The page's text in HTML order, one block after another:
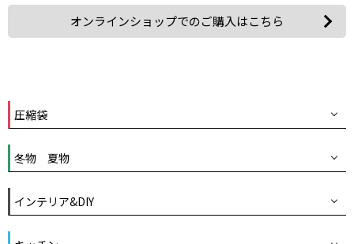
オンラインショップでのご購入はこちら
圧縮袋
冬物 夏物
インテリア&DIY